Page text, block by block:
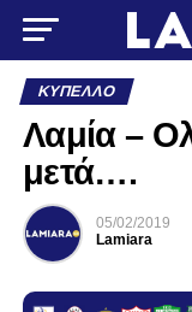
ΚΎΠΕΛΛΟ
Λαμία –
μετά….
05/02/2019
Lamiara